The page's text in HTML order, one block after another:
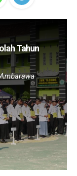
Tahun